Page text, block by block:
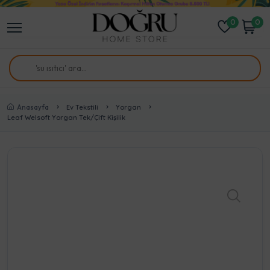
0 0
Anasayfa Ev Tekstili
Yorgan
Leaf Welsoft Yorgan Tek/Çift Kişilik